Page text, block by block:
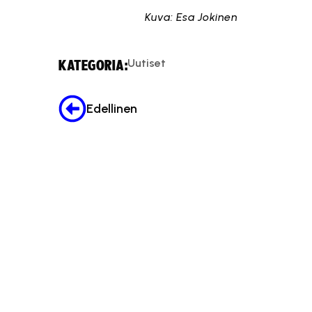
Kuva: Esa Jokinen
KATEGORIA:Uutiset
Edellinen